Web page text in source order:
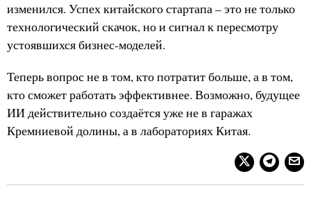
изменился. Успех китайского стартапа – это не только
технологический скачок, но и сигнал к пересмотру
устоявшихся бизнес-моделей.
Теперь вопрос не в том, кто потратит больше, а в том,
кто сможет работать эффективнее. Возможно, будущее
ИИ действительно создаётся уже не в гаражах
Кремниевой долины, а в лабораториях Китая.